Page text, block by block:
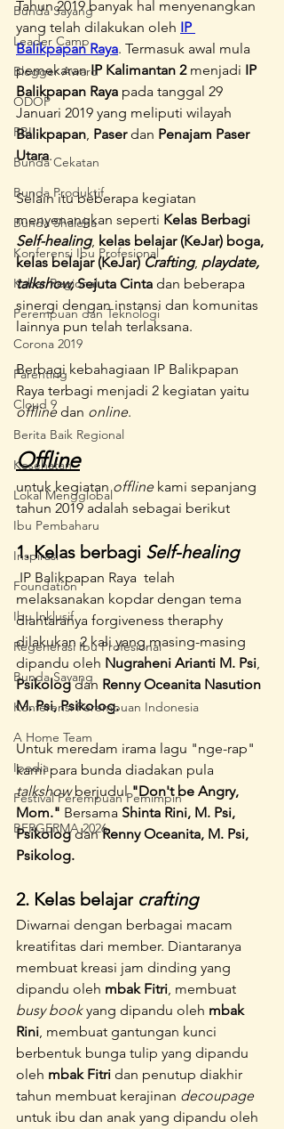
Bunda Sayang
Leader Camp
Blogger Award
ODOP
RBI
Bunda Cekatan
Bunda Produktif
Bunda Shaleha
Konferensi Ibu Profesional
Kabar Regional
Perempuan dan Teknologi
Corona 2019
Parenting
Cloud 9
Berita Baik Regional
Kesehatan
Lokal Mengglobal
Ibu Pembaharu
Inspirasi
Foundation
Ibu Inklusif
Regenerasi Ibu Profesional
Bunda Sayang
Konferensi Perempuan Indonesia
A Home Team
Ipedia
Festival Perempuan Pemimpin
BERGERMA 2026
Tahun 2019 banyak hal menyenangkan
yang telah dilakukan oleh IP
Balikpapan Raya. Termasuk awal mula
pemekaran IP Kalimantan 2 menjadi IP
Balikpapan Raya pada tanggal 29
Januari 2019 yang meliputi wilayah
Balikpapan, Paser dan Penajam Paser
Utara.
Selain itu beberapa kegiatan
menyenangkan seperti Kelas Berbagi
Self-healing, kelas belajar (KeJar) boga,
kelas belajar (KeJar) Crafting, playdate,
talkshow, Sejuta Cinta dan beberapa
sinergi dengan instansi dan komunitas
lainnya pun telah terlaksana.
Berbagi kebahagiaan IP Balikpapan
Raya terbagi menjadi 2 kegiatan yaitu
offline dan online.
Offline
untuk kegiatan offline kami sepanjang
tahun 2019 adalah sebagai berikut
1. Kelas berbagi Self-healing
IP Balikpapan Raya  telah
melaksanakan kopdar dengan tema
diantaranya forgiveness theraphy
dilakukan 2 kali yang masing-masing
dipandu oleh Nugraheni Arianti M. Psi,
Psikolog dan Renny Oceanita Nasution
M. Psi, Psikolog.
Untuk meredam irama lagu "nge-rap"
kami para bunda diadakan pula
talkshow berjudul "Don't be Angry,
Mom." Bersama Shinta Rini, M. Psi,
Psikolog dan Renny Oceanita, M. Psi,
Psikolog.
2. Kelas belajar crafting
Diwarnai dengan berbagai macam
kreatifitas dari member. Diantaranya
membuat kreasi jam dinding yang
dipandu oleh mbak Fitri, membuat
busy book yang dipandu oleh mbak
Rini, membuat gantungan kunci
berbentuk bunga tulip yang dipandu
oleh mbak Fitri dan penutup diakhir
tahun membuat kerajinan decoupage
untuk ibu dan anak yang dipandu oleh